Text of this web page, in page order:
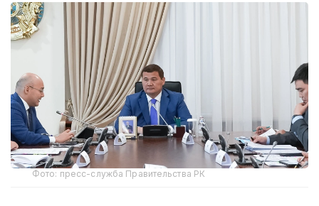
Фото: пресс-служба Правительства РК